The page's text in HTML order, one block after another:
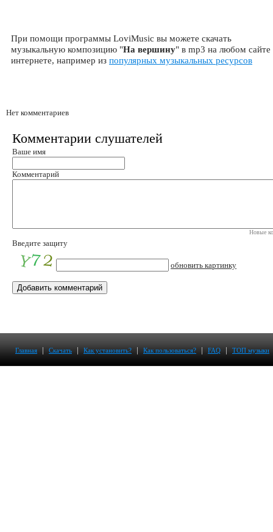
При помощи программы LoviMusic вы можете скачать
музыкальную композицию "На вершину" в mp3 на любом сайте
интернете, например из популярных музыкальных ресурсов
Нет комментариев
Комментарии слушателей
Ваше имя
Комментарий
Новые
Введите защиту
обновить картинку
Главная | Скачать | Как установить? | Как пользоваться? | FAQ | ТОП музыки